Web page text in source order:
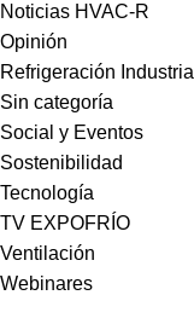
Noticias HVAC-R
Opinión
Refrigeración Industrial
Sin categoría
Social y Eventos
Sostenibilidad
Tecnología
TV EXPOFRÍO
Ventilación
Webinares